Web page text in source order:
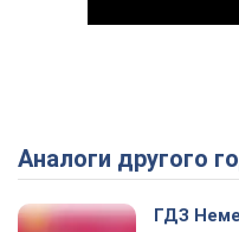
Аналоги другого
ГДЗ